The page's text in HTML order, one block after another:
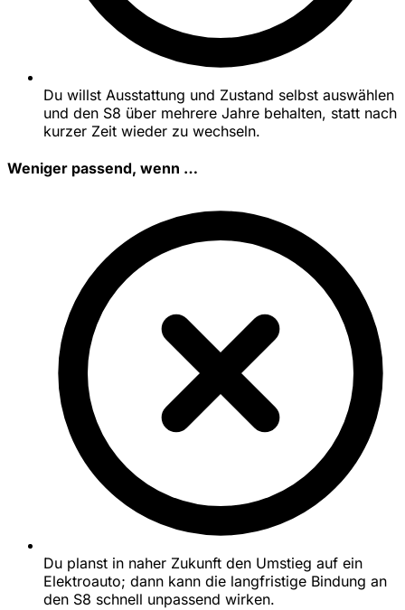
Du willst Ausstattung und Zustand selbst auswählen
und den S8 über mehrere Jahre behalten, statt nach
kurzer Zeit wieder zu wechseln.
Weniger passend, wenn …
Du planst in naher Zukunft den Umstieg auf ein
Elektroauto; dann kann die langfristige Bindung an
den S8 schnell unpassend wirken.